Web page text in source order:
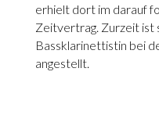
erhielt dort im darauf
Zeitvertrag. Zurzeit ist
Bassklarinettistin bei
angestellt.